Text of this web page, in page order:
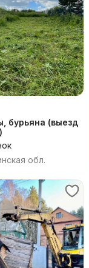
бурьяна (выезд
обл.